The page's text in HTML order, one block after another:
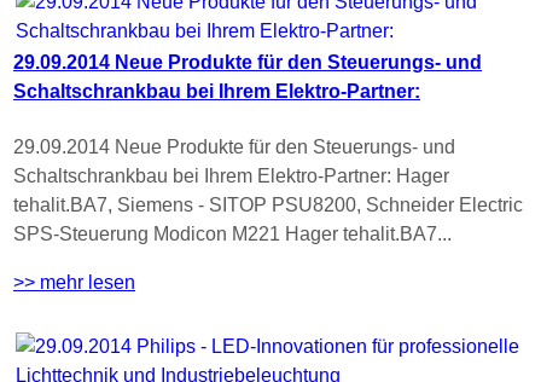
29.09.2014 Neue Produkte für den Steuerungs- und
Schaltschrankbau bei Ihrem Elektro-Partner:
29.09.2014 Neue Produkte für den Steuerungs- und
Schaltschrankbau bei Ihrem Elektro-Partner: Hager
tehalit.BA7, Siemens - SITOP PSU8200, Schneider Electric
SPS-Steuerung Modicon M221 Hager tehalit.BA7...
>> mehr lesen